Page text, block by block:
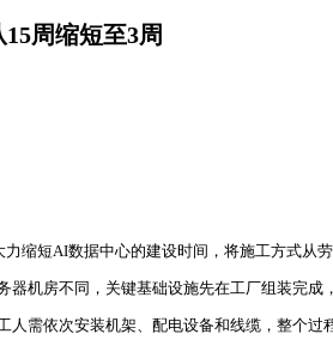
周缩短至3周
缩短AI数据中心的建设时间，将施工方式从
机房不同，关键基础设施先在工厂组装完
需依次安装机架、配电设备和线缆，整个过